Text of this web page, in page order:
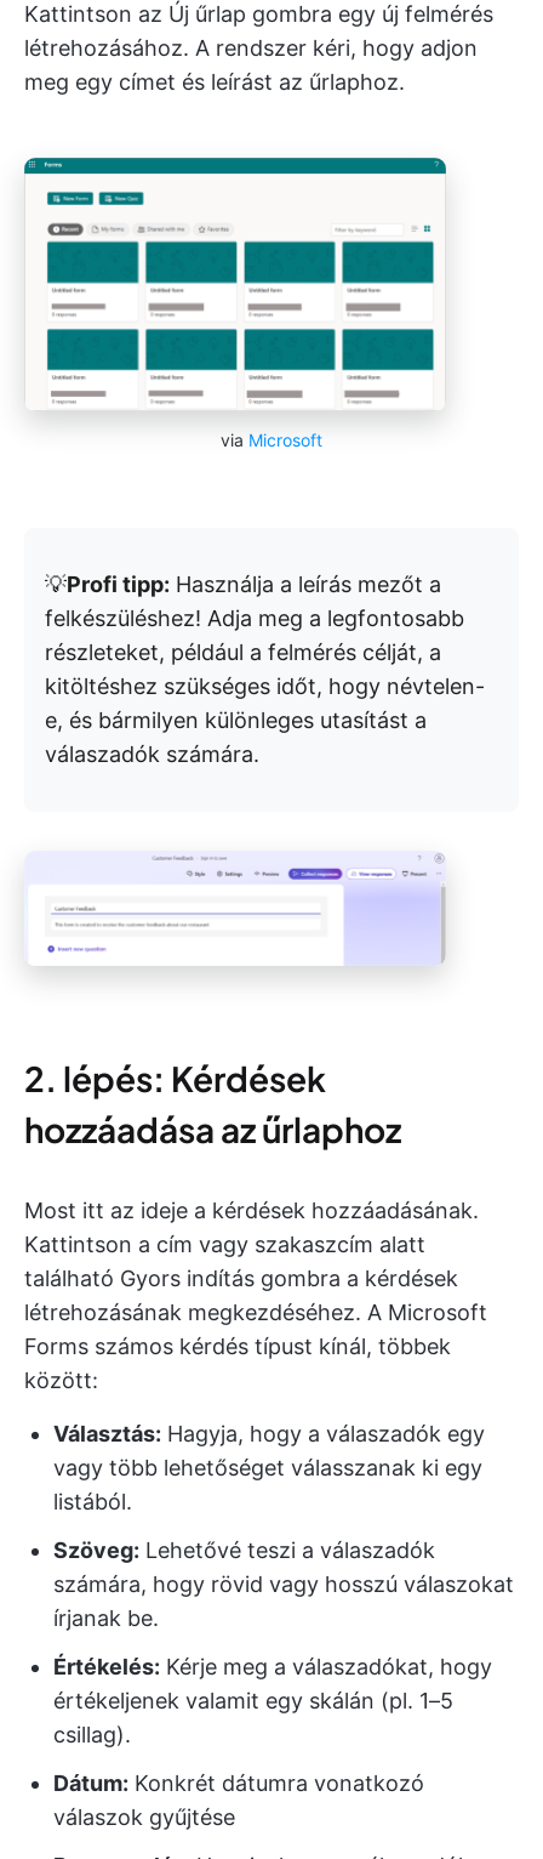
Kattintson az Új űrlap gombra egy új felmérés
létrehozásához. A rendszer kéri, hogy adjon
meg egy címet és leírást az űrlaphoz.
via Microsoft
💡Profi tipp: Használja a leírás mezőt a
felkészüléshez! Adja meg a legfontosabb
részleteket, például a felmérés célját, a
kitöltéshez szükséges időt, hogy névtelen-
e, és bármilyen különleges utasítást a
válaszadók számára.
2. lépés: Kérdések
hozzáadása az űrlaphoz
Most itt az ideje a kérdések hozzáadásának.
Kattintson a cím vagy szakaszcím alatt
található Gyors indítás gombra a kérdések
létrehozásának megkezdéséhez. A Microsoft
Forms számos kérdés típust kínál, többek
között:
Választás: Hagyja, hogy a válaszadók egy
vagy több lehetőséget válasszanak ki egy
listából.
Szöveg: Lehetővé teszi a válaszadók
számára, hogy rövid vagy hosszú válaszokat
írjanak be.
Értékelés: Kérje meg a válaszadókat, hogy
értékeljenek valamit egy skálán (pl. 1–5
csillag).
Dátum: Konkrét dátumra vonatkozó
válaszok gyűjtése